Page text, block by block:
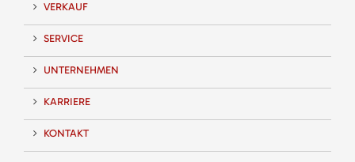
VERKAUF
SERVICE
UNTERNEHMEN
KARRIERE
KONTAKT